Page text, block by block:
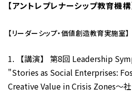
【アントレプレナーシップ教育機構
【リーダーシップ・価値創造教育実施室】
1. 【講演】 第8回 Leadership
"Stories as Social Enterprises:
Creative Value in Crisis Zones～